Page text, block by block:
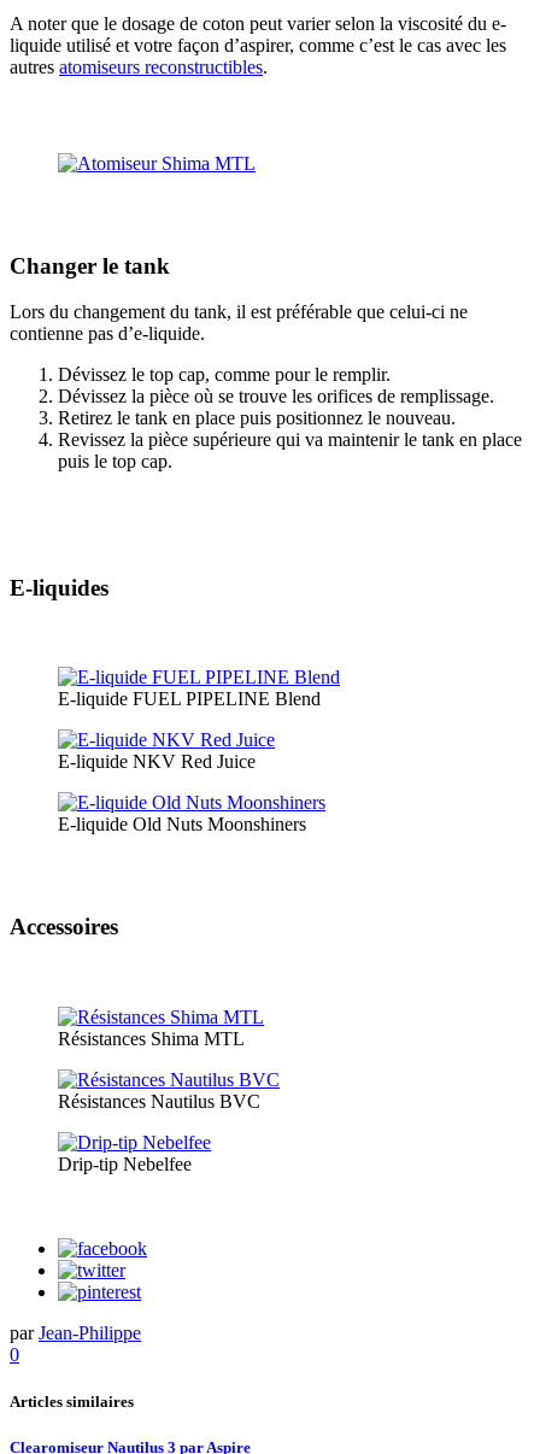
A noter que le dosage de coton peut varier selon la viscosité du e-
liquide utilisé et votre façon d’aspirer, comme c’est le cas avec les
autres atomiseurs reconstructibles.
Changer le tank
Lors du changement du tank, il est préférable que celui-ci ne
contienne pas d’e-liquide.
Dévissez le top cap, comme pour le remplir.
Dévissez la pièce où se trouve les orifices de remplissage.
Retirez le tank en place puis positionnez le nouveau.
Revissez la pièce supérieure qui va maintenir le tank en place
puis le top cap.
E-liquides
E-liquide FUEL PIPELINE Blend
E-liquide NKV Red Juice
E-liquide Old Nuts Moonshiners
Accessoires
Résistances Shima MTL
Résistances Nautilus BVC
Drip-tip Nebelfee
par Jean-Philippe
0
Articles similaires
Clearomiseur Nautilus 3 par Aspire